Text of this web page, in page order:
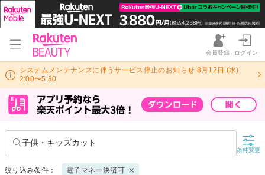
会員登録 ログイン
システムメンテナンスに伴うサービス停止のお知らせ 8月12日 (水)
2:00〜5:30
子供・キッズカット
条件変更
絞り込み条件： 電子マネー決済可